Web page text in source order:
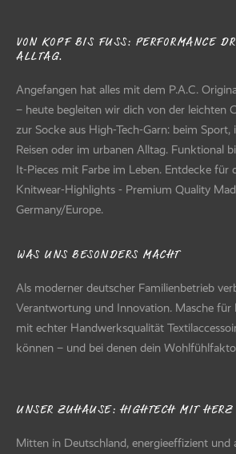
VON KOPF BIS FUSS: PERFORMANCE
LTAG.
Angefangen hat alles mit dem P.A.C.
– heute begleiten wir dich von der leichten
zur Socke aus High-Tech-Garn: beim Sport,
Reisen oder im urbanen Alltag. Funktional
It-Pieces mit Farbe im Leben. Entdecke für
Knitwear-Highlights - Premium Quality
Germany/Europe.
WAS UNS BESONDERS MACHT
Als moderner deutscher Familienbetrieb
Verantwortung und Innovation. Masche für
mit echter Handwerksqualität
können – und bei denen dein
UNSER ZUHAUSE: HIGHTECH MIT HERZ
Mitten in Deutschland, energieeffizient